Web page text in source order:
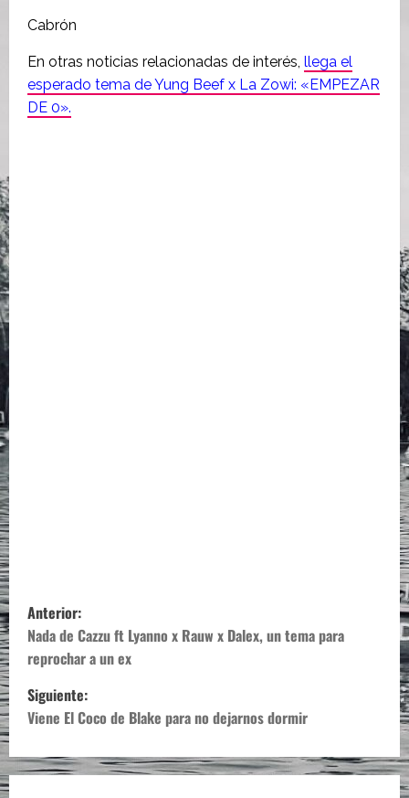
Cabrón
En otras noticias relacionadas de interés, llega el
esperado tema de Yung Beef x La Zowi: «EMPEZAR
DE 0».
N
a
v
e
g
Anterior:
Nada de Cazzu ft Lyanno x Rauw x Dalex, un tema para
reprochar a un ex
Siguiente:
Viene El Coco de Blake para no dejarnos dormir